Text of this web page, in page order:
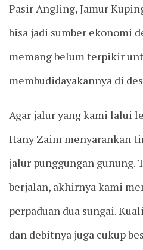
Pasir Angling, Jamur
bisa jadi sumber ekonomi
memang belum terpikir
membudidayakannya di
Agar jalur yang kami lalui
Hany Zaim menyarankan
jalur punggungan gunung.
berjalan, akhirnya kami
perpaduan dua sungai.
dan debitnya juga cukup